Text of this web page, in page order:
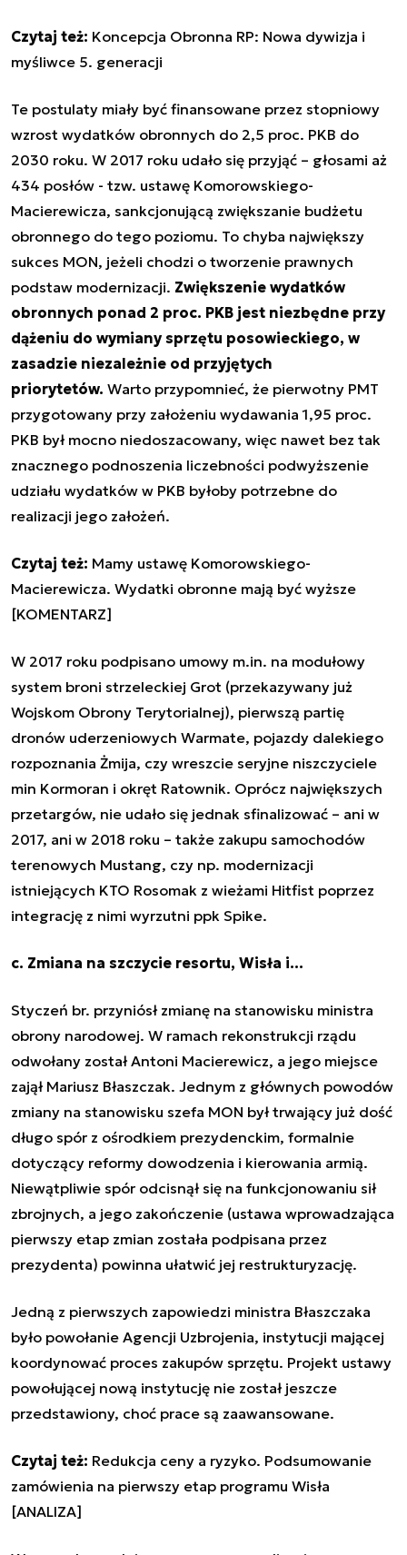
Czytaj też: Koncepcja Obronna RP: Nowa dywizja i
myśliwce 5. generacji
Te postulaty miały być finansowane przez stopniowy
wzrost wydatków obronnych do 2,5 proc. PKB do
2030 roku. W 2017 roku udało się przyjąć – głosami aż
434 posłów - tzw. ustawę Komorowskiego-
Macierewicza, sankcjonującą zwiększanie budżetu
obronnego do tego poziomu. To chyba największy
sukces MON, jeżeli chodzi o tworzenie prawnych
podstaw modernizacji. Zwiększenie wydatków
obronnych ponad 2 proc. PKB jest niezbędne przy
dążeniu do wymiany sprzętu posowieckiego, w
zasadzie niezależnie od przyjętych
priorytetów. Warto przypomnieć, że pierwotny PMT
przygotowany przy założeniu wydawania 1,95 proc.
PKB był mocno niedoszacowany, więc nawet bez tak
znacznego podnoszenia liczebności podwyższenie
udziału wydatków w PKB byłoby potrzebne do
realizacji jego założeń.
Czytaj też: Mamy ustawę Komorowskiego-
Macierewicza. Wydatki obronne mają być wyższe
[KOMENTARZ]
W 2017 roku podpisano umowy m.in. na modułowy
system broni strzeleckiej Grot (przekazywany już
Wojskom Obrony Terytorialnej), pierwszą partię
dronów uderzeniowych Warmate, pojazdy dalekiego
rozpoznania Żmija, czy wreszcie seryjne niszczyciele
min Kormoran i okręt Ratownik. Oprócz największych
przetargów, nie udało się jednak sfinalizować – ani w
2017, ani w 2018 roku – także zakupu samochodów
terenowych Mustang, czy np. modernizacji
istniejących KTO Rosomak z wieżami Hitfist poprzez
integrację z nimi wyrzutni ppk Spike.
c. Zmiana na szczycie resortu, Wisła i...
Styczeń br. przyniósł zmianę na stanowisku ministra
obrony narodowej. W ramach rekonstrukcji rządu
odwołany został Antoni Macierewicz, a jego miejsce
zajął Mariusz Błaszczak. Jednym z głównych powodów
zmiany na stanowisku szefa MON był trwający już dość
długo spór z ośrodkiem prezydenckim, formalnie
dotyczący reformy dowodzenia i kierowania armią.
Niewątpliwie spór odcisnął się na funkcjonowaniu sił
zbrojnych, a jego zakończenie (ustawa wprowadzająca
pierwszy etap zmian została podpisana przez
prezydenta) powinna ułatwić jej restrukturyzację.
Jedną z pierwszych zapowiedzi ministra Błaszczaka
było powołanie Agencji Uzbrojenia, instytucji mającej
koordynować proces zakupów sprzętu. Projekt ustawy
powołującej nową instytucję nie został jeszcze
przedstawiony, choć prace są zaawansowane.
Czytaj też: Redukcja ceny a ryzyko. Podsumowanie
zamówienia na pierwszy etap programu Wisła
[ANALIZA]